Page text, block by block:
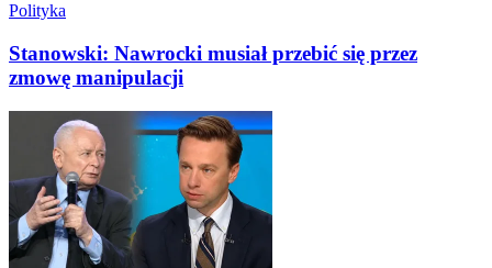
Polityka
Stanowski: Nawrocki musiał przebić się przez
zmowę manipulacji